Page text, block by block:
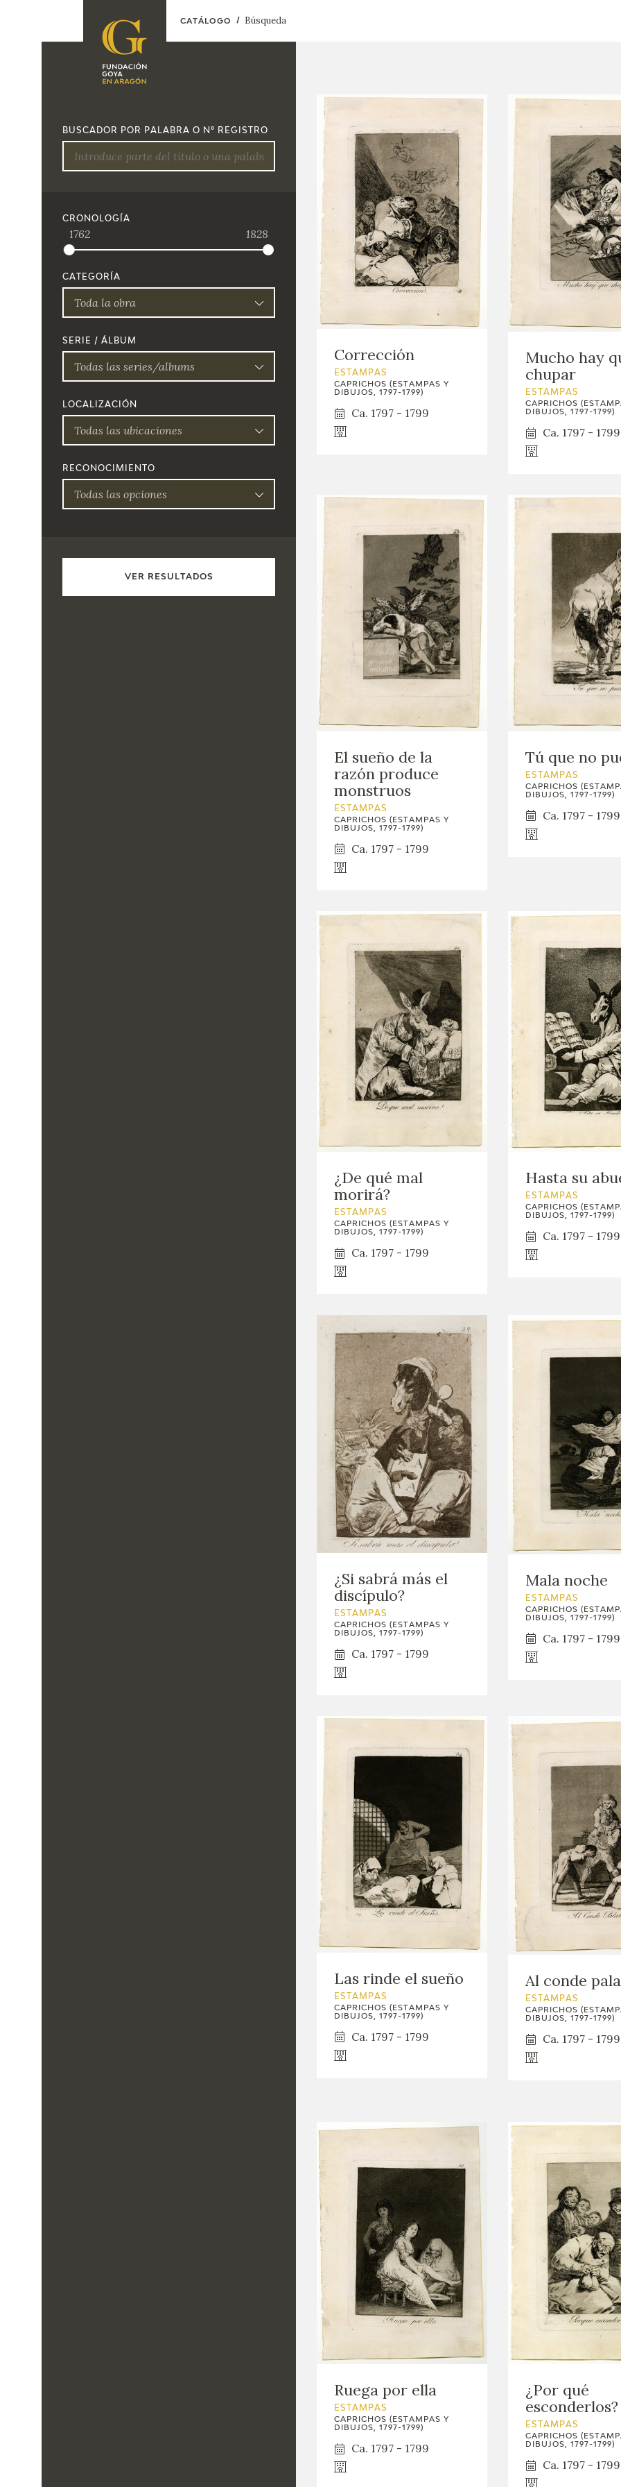
FUNDACIÓN
CENTRO DE
CONTACTO
SALA DE
BLOG CUADERNO
ITALIANO
BIOGRAFÍA
CRONOLOGÍA
EL VIAJE DE GOYA
CATÁLOGO
GOYA EN EL MUNDO
GOYA EN ARAGÓN
GOYA
BUSCADOR POR PALABRA O Nº REGISTRO
CRONOLOGÍA
1762 1828
CATEGORÍA
Toda la obra
SERIE / ÁLBUM
Todas las series/albums
LOCALIZACIÓN
Todas las ubicaciones
RECONOCIMIENTO
Todas las opciones
Corrección
ESTAMPAS
CAPRICHOS (ESTAMPAS Y
DIBUJOS, 1797-1799)
Ca. 1797 - 1799
Mucho hay
chupar
ESTAMPAS
CAPRICHOS
DIBUJOS, 1797-1799)
Ca. 1797 - 1799
El sueño de la
razón produce
monstruos
ESTAMPAS
CAPRICHOS (ESTAMPAS Y
DIBUJOS, 1797-1799)
Ca. 1797 - 1799
Tú que no
ESTAMPAS
CAPRICHOS
DIBUJOS, 1797-1799)
Ca. 1797 - 1799
¿De qué mal
morirá?
ESTAMPAS
CAPRICHOS (ESTAMPAS Y
DIBUJOS, 1797-1799)
Ca. 1797 - 1799
Hasta su
ESTAMPAS
CAPRICHOS
DIBUJOS, 1797-1799)
Ca. 1797 - 1799
¿Si sabrá más el
discípulo?
ESTAMPAS
CAPRICHOS (ESTAMPAS Y
DIBUJOS, 1797-1799)
Ca. 1797 - 1799
Mala noche
ESTAMPAS
CAPRICHOS
DIBUJOS, 1797-1799)
Ca. 1797 - 1799
Las rinde el sueño
ESTAMPAS
CAPRICHOS (ESTAMPAS Y
DIBUJOS, 1797-1799)
Ca. 1797 - 1799
Al conde
ESTAMPAS
CAPRICHOS
DIBUJOS, 1797-1799)
Ca. 1797 - 1799
Ruega por ella
ESTAMPAS
CAPRICHOS (ESTAMPAS Y
DIBUJOS, 1797-1799)
Ca. 1797 - 1799
¿Por qué
esconderlos?
ESTAMPAS
CAPRICHOS
DIBUJOS, 1797-1799)
Ca. 1797 - 1799
CATÁLOGO Búsqueda